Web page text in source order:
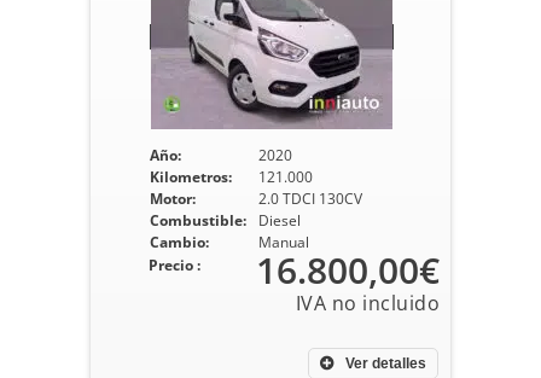
Año:
2020
Kilometros:
121.000
Motor:
2.0 TDCI 130CV
Combustible:
Diesel
Cambio:
Manual
Ver detalles
Precio : 16.800,00€